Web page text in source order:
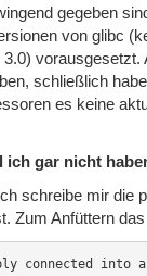
gegeben
von glibc
3.0) vorausgesetzt.
schließlich
es keine
ich gar nicht
schreibe mir die
Zum Anfüttern
connected into